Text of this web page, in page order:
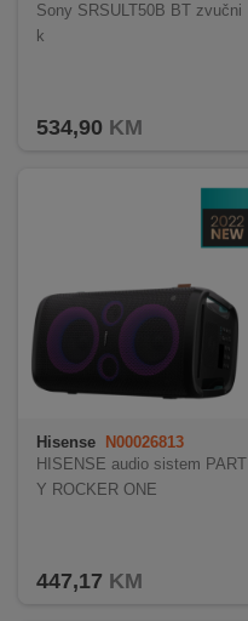
Sony SRSULT50B BT zvučni
k
534,90 KM
Hisense N00026813
HISENSE audio sistem PART
Y ROCKER ONE
447,17 KM